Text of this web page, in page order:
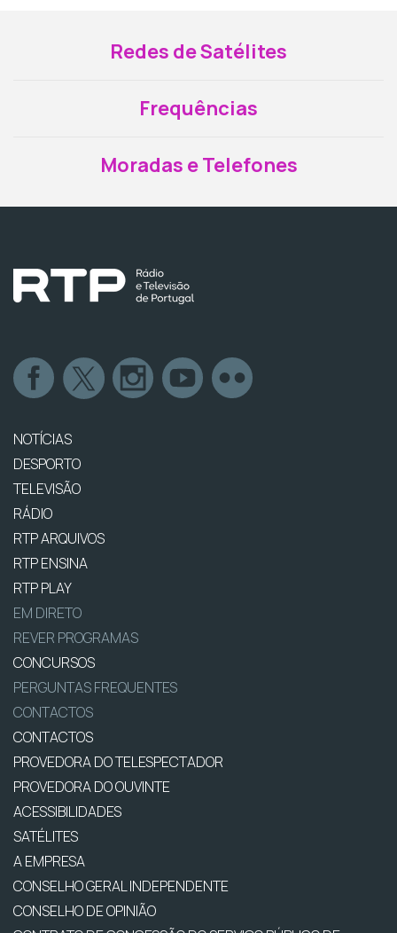
Redes de Satélites
Frequências
Moradas e Telefones
NOTÍCIAS
DESPORTO
TELEVISÃO
RÁDIO
RTP ARQUIVOS
RTP ENSINA
RTP PLAY
EM DIRETO
REVER PROGRAMAS
CONCURSOS
PERGUNTAS FREQUENTES
CONTACTOS
CONTACTOS
PROVEDORA DO TELESPECTADOR
PROVEDORA DO OUVINTE
ACESSIBILIDADES
SATÉLITES
A EMPRESA
CONSELHO GERAL INDEPENDENTE
CONSELHO DE OPINIÃO